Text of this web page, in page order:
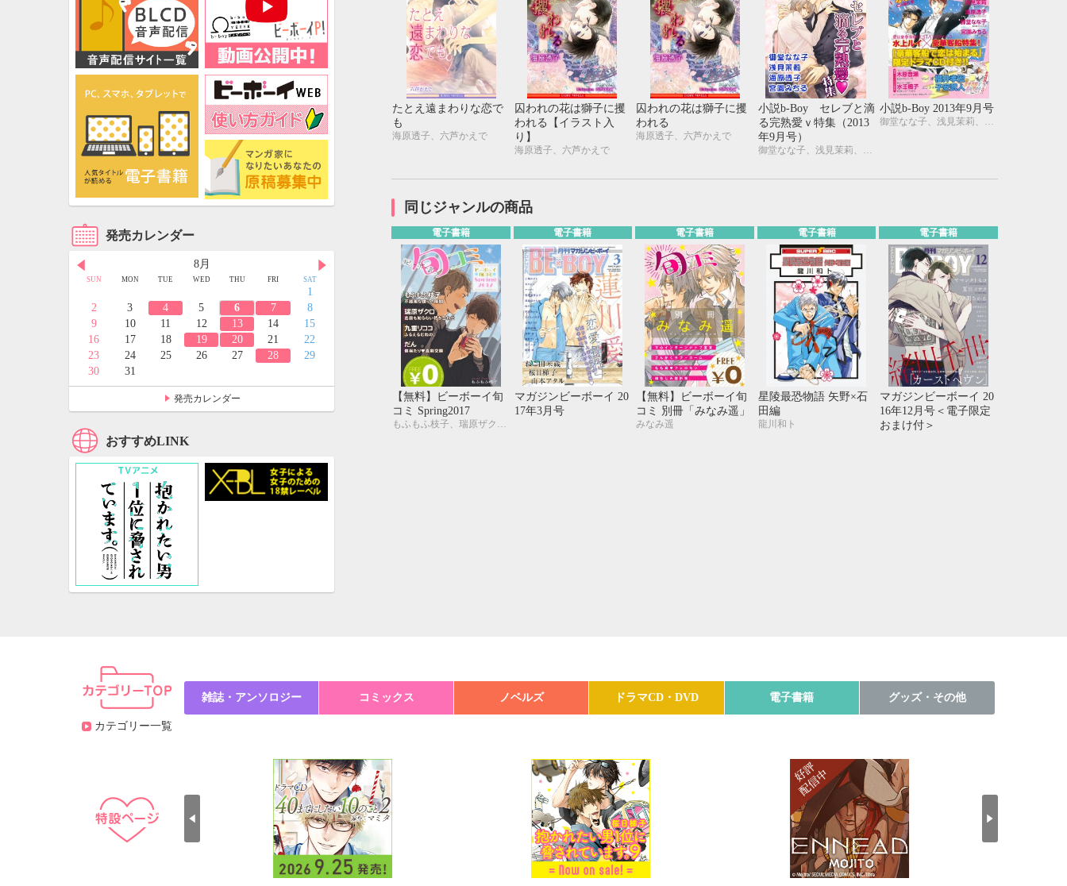
たとえ遠まわりな恋で
も
海原透子、六芦かえで
囚われの花は獅子に攫
われる【イラスト入
り】
海原透子、六芦かえで
囚われの花は獅子に攫
われる
海原透子、六芦かえで
小説b-Boy セレブと滴
る完熟愛ｖ特集（2013
年9月号）
小説b-Boy 2013年9月号
同じジャンルの商品
電子書籍
【無料】ビーボーイ旬
コミ Spring2017
もふもふ枝子、瑞原ザクロ、九重リココ、だん
電子書籍
マガジンビーボーイ 20
17年3月号
電子書籍
【無料】ビーボーイ旬
コミ 別冊「みなみ遥」
みなみ遥
電子書籍
星陵最恐物語 矢野×石
田編
龍川和ト
電子書籍
マガジンビーボーイ 20
16年12月号＜電子限定
おまけ付＞
発売カレンダー
8月
SUN MON TUE WED THU FRI SAT
1
2
3 4 5 6 7
8
9
10 11 12 13 14
15
16
17 18 19 20 21
22
23
24 25 26 27 28
29
30
31
9月
TUE WED THU FRI SAT
1 2 3 4
5
8 9 10 11
12
15 16 17 18
19
22 23 24 25
26
29 30
10月
SUN MON TUE WED THU FRI SAT
2
3
5 6 7 9
10
11
12 13 14 15 16
17
18
19 20 21 22 23
24
25
26 27 28 30 31
発売カレンダー
おすすめLINK
カテゴリー一覧
雑誌・アンソロジー コミックス ノベルズ ドラマCD・DVD 電子書籍 グッズ・その他